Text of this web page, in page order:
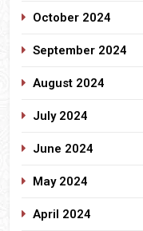
October 2024
September 2024
August 2024
July 2024
June 2024
May 2024
April 2024